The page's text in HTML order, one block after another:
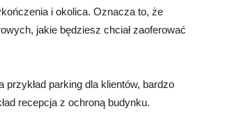
i okolica. Oznacza to, że
jakie będziesz chciał zaoferować
parking dla klientów, bardzo
recepcja z ochroną budynku.